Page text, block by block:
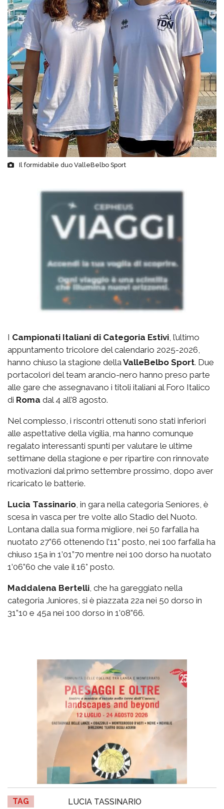
Il formidabile duo ValleBelbo Sport
I Campionati Italiani di Categoria Estivi, l’ultimo
appuntamento tricolore del calendario 2025-2026,
hanno chiuso la stagione dellaValleBelbo Sport. Due
portacolori del team arancio-nero hanno preso parte
alle gare che assegnavano i titoli italiani al Foro Italico
di Roma dal 4 all’8 agosto.
Nel complesso, i riscontri ottenuti sono stati inferiori
alle aspettative della vigilia, ma hanno comunque
regalato interessanti spunti per valutare le ultime
settimane della stagione e per ripartire con rinnovate
motivazioni dal primo settembre prossimo, dopo aver
ricaricato le batterie.
Lucia Tassinario, in gara nella categoria Seniores, è
scesa in vasca per tre volte allo Stadio del Nuoto.
Lontana dalla sua forma migliore, nei 50 farfalla ha
nuotato 27”66 ottenendo l’11° posto, nei 100 farfalla ha
chiuso 15a in 1’01”70 mentre nei 100 dorso ha nuotato
1’06”60 che vale il 16° posto.
Maddalena Bertelli, che ha gareggiato nella
categoria Juniores, si è piazzata 22a nei 50 dorso in
31”10 e 45a nei 100 dorso in 1’08”66.
TAG
LUCIA TASSINARIO